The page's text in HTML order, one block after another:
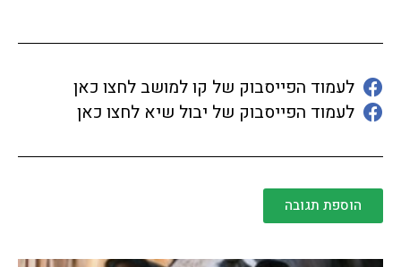
לעמוד הפייסבוק של קו למושב לחצו כאן
לעמוד הפייסבוק של יבול שיא לחצו כאן
הוספת תגובה